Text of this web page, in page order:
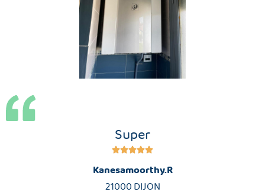
Super

Kanesamoorthy.R
21000 DIJON